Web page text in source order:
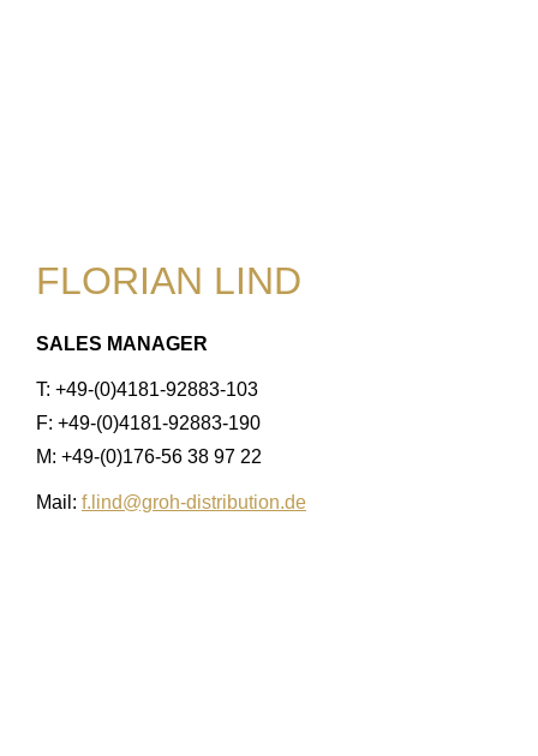
FLORIAN LIND
SALES MANAGER
T: +49-(0)4181-92883-103
F: +49-(0)4181-92883-190
M: +49-(0)176-56 38 97 22
Mail: f.lind@groh-distribution.de